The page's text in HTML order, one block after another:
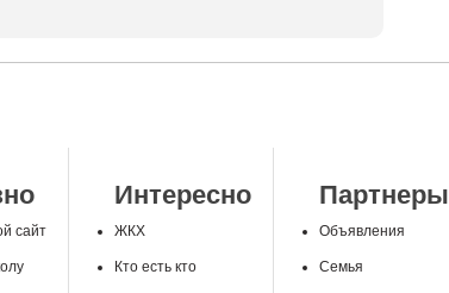
сайт
Интересно
ЖКХ
Кто есть кто
Партнеры
Объявления
Семья